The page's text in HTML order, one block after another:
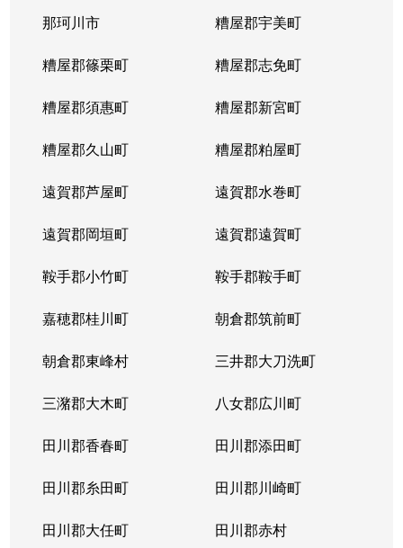
那珂川市 糟屋郡宇美町
糟屋郡篠栗町 糟屋郡志免町
糟屋郡須惠町 糟屋郡新宮町
糟屋郡久山町 糟屋郡粕屋町
遠賀郡芦屋町 遠賀郡水巻町
遠賀郡岡垣町 遠賀郡遠賀町
鞍手郡小竹町 鞍手郡鞍手町
嘉穂郡桂川町 朝倉郡筑前町
朝倉郡東峰村 三井郡大刀洗町
三潴郡大木町 八女郡広川町
田川郡香春町 田川郡添田町
田川郡糸田町 田川郡川崎町
田川郡大任町 田川郡赤村